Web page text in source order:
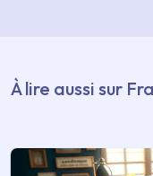
À lire aussi sur